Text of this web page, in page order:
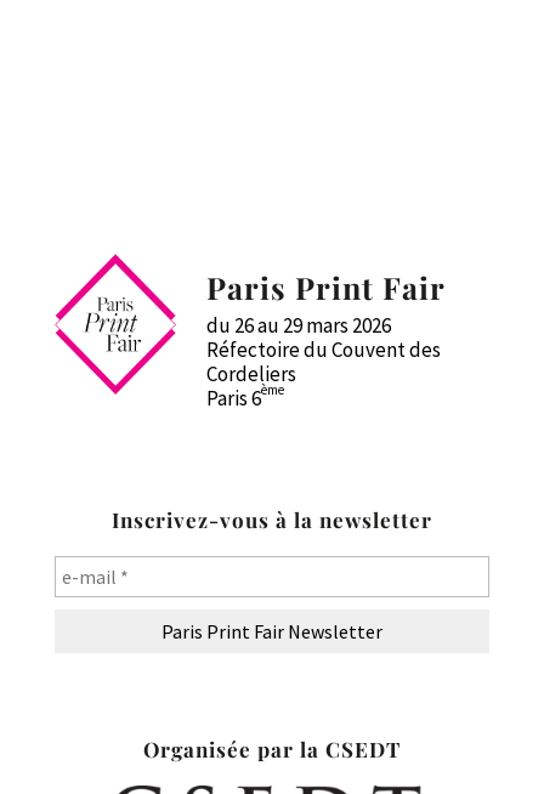
Paris Print Fair
du 26 au 29 mars 2026
Réfectoire du Couvent des
Cordeliers
Paris 6ème
Inscrivez-vous à la newsletter
Organisée par la CSEDT